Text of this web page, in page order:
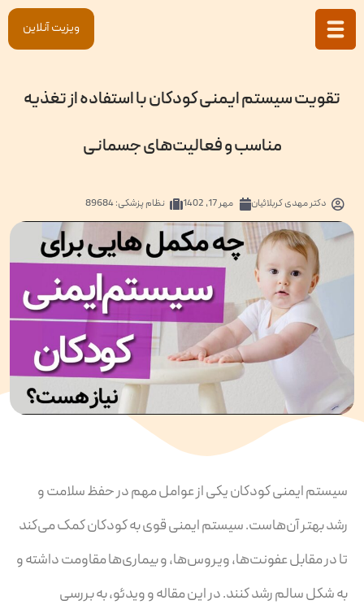
ویزیت آنلاین
تقویت سیستم ایمنی کودکان با استفاده از تغذیه
مناسب و فعالیت‌های جسمانی
دکترمهدی کربلائیان مهر 17, 1402 نظام پزشکی: 89684
سیستم ایمنی کودکان یکی از عوامل مهم در حفظ سلامت و
رشد بهتر آن‌هاست. سیستم ایمنی قوی به کودکان کمک می‌کند
تا در مقابل عفونت‌ها، ویروس‌ها، و بیماری‌ها مقاومت داشته و
به شکل سالم رشد کنند. در این مقاله و ویدئو، به بررسی